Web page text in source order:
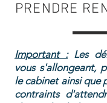
PRENDRE
Important :Les
vous s'allongeant,
le cabinet ainsi que
contraints